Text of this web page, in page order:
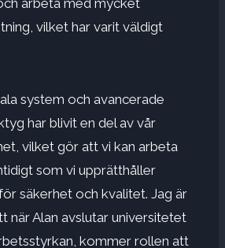
vilket har varit väldigt
system och avancerade
har blivit en del av vår
vilket gör att vi kan arbeta
som vi upprätthåller
säkerhet och kvalitet. Jag är
när Alan avslutar universitetet
kommer rollen att